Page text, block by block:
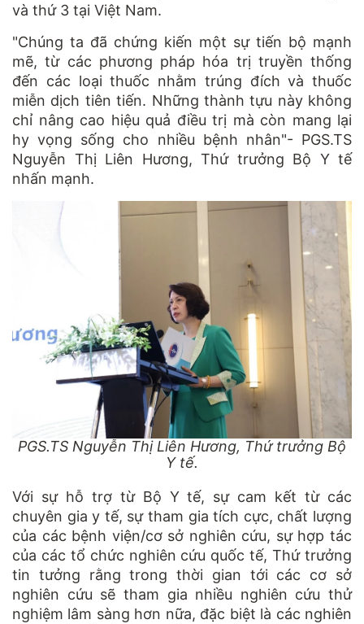
và thứ 3 tại Việt Nam.
"Chúng ta đã chứng kiến một sự tiến bộ mạnh
mẽ, từ các phương pháp hóa trị truyền thống
đến các loại thuốc nhằm trúng đích và thuốc
miễn dịch tiên tiến. Những thành tựu này không
chỉ nâng cao hiệu quả điều trị mà còn mang lại
hy vọng sống cho nhiều bệnh nhân"- PGS.TS
Nguyễn Thị Liên Hương, Thứ trưởng Bộ Y tế
nhấn mạnh.
PGS.TS Nguyễn Thị Liên Hương, Thứ trưởng Bộ
Y tế.
Với sự hỗ trợ từ Bộ Y tế, sự cam kết từ các
chuyên gia y tế, sự tham gia tích cực, chất lượng
của các bệnh viện/cơ sở nghiên cứu, sự hợp tác
của các tổ chức nghiên cứu quốc tế, Thứ trưởng
tin tưởng rằng trong thời gian tới các cơ sở
nghiên cứu sẽ tham gia nhiều nghiên cứu thử
nghiệm lâm sàng hơn nữa, đặc biệt là các nghiên